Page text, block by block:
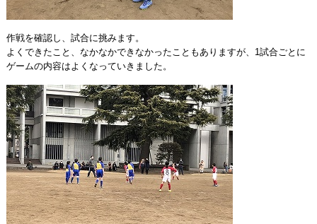
作戦を確認し、試合に挑みます。
よくできたこと、なかなかできなかったこともありますが、1試合ごとに
ゲームの内容はよくなっていきました。